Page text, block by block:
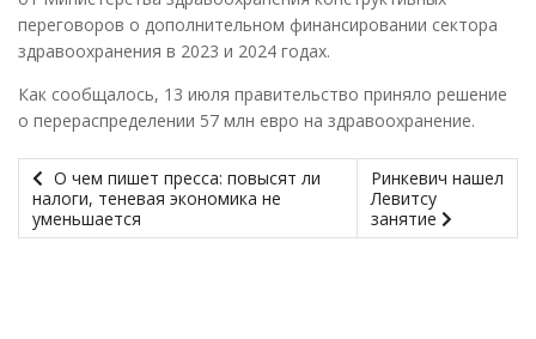
переговоров о дополнительном финансировании сектора
здравоохранения в 2023 и 2024 годах.
Как сообщалось, 13 июля правительство приняло решение
о перераспределении 57 млн евро на здравоохранение.
О чем пишет пресса: повысят ли
налоги, теневая экономика не
уменьшается
Ринкевич нашел
Левитсу
занятие